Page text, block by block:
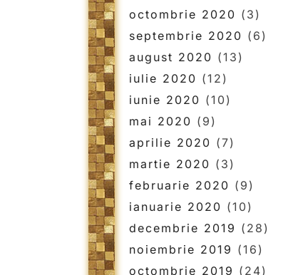
octombrie 2020 (3)
septembrie 2020 (6)
august 2020 (13)
iulie 2020 (12)
iunie 2020 (10)
mai 2020 (9)
aprilie 2020 (7)
martie 2020 (3)
februarie 2020 (9)
ianuarie 2020 (10)
decembrie 2019 (28)
noiembrie 2019 (16)
octombrie 2019 (24)